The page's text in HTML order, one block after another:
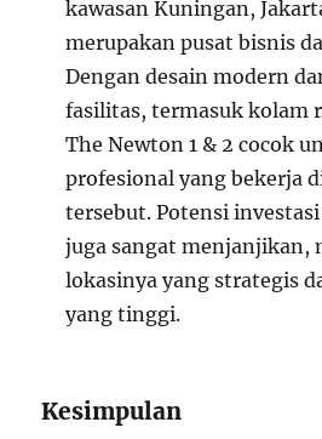
kawasan Kuningan,
merupakan pusat bisnis
Dengan desain modern
fasilitas, termasuk kolam
The Newton 1 & 2 cocok
profesional yang bekerja
tersebut. Potensi
juga sangat menjanjikan,
lokasinya yang strategis
yang tinggi.
Kesimpulan